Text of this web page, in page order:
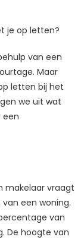
je op letten?
van een
Maar
letten bij het
we uit wat
een
makelaar vraagt
een woning.
van
De hoogte van